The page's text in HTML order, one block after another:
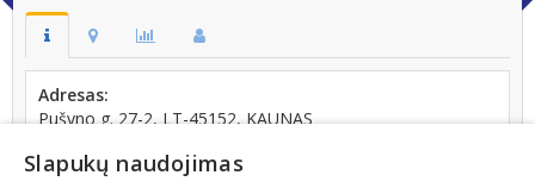
Adresas:
Pušyno g. 27-2, LT-45152, KAUNAS
Telefonas:
+370 (658) 30734
Slapukų naudojimas